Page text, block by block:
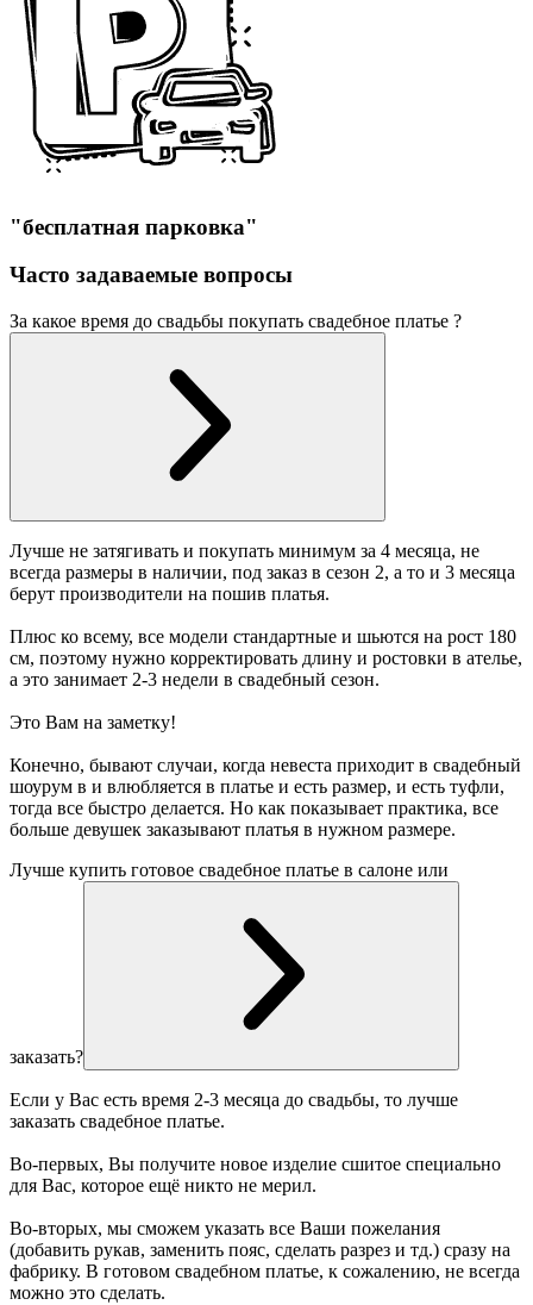
"бесплатная парковка"
Часто задаваемые вопросы
За какое время до свадьбы покупать свадебное платье ?
Лучше не затягивать и покупать минимум за 4 месяца, не
всегда размеры в наличии, под заказ в сезон 2, а то и 3 месяца
берут производители на пошив платья.
Плюс ко всему, все модели стандартные и шьются на рост 180
см, поэтому нужно корректировать длину и ростовки в ателье,
а это занимает 2-3 недели в свадебный сезон.
Это Вам на заметку!
Конечно, бывают случаи, когда невеста приходит в свадебный
шоурум в и влюбляется в платье и есть размер, и есть туфли,
тогда все быстро делается. Но как показывает практика, все
больше девушек заказывают платья в нужном размере.
Лучше купить готовое свадебное платье в салоне или
заказать?
Если у Вас есть время 2-3 месяца до свадьбы, то лучше
заказать свадебное платье.
Во-первых, Вы получите новое изделие сшитое специально
для Вас, которое ещё никто не мерил.
Во-вторых, мы сможем указать все Ваши пожелания
(добавить рукав, заменить пояс, сделать разрез и тд.) сразу на
фабрику. В готовом свадебном платье, к сожалению, не всегда
можно это сделать.